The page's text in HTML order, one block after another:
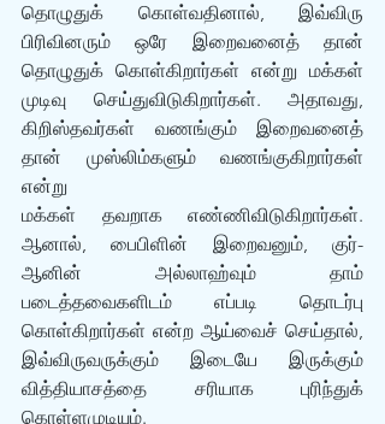
தொழுதுக் கொள்வதினால், இவ்விரு
பிரிவினரும் ஒரே இறைவனைத் தான்
தொழுதுக் கொள்கிறார்கள் என்று மக்கள்
முடிவு செய்துவிடுகிறார்கள். அதாவது,
கிறிஸ்தவர்கள் வணங்கும் இறைவனைத்
தான் முஸ்லிம்களும் வணங்குகிறார்கள்
என்று
மக்கள் தவறாக எண்ணிவிடுகிறார்கள்.
ஆனால், பைபிளின் இறைவனும், குர்-
ஆனின் அல்லாஹ்வும் தாம்
படைத்தவைகளிடம் எப்படி தொடர்பு
கொள்கிறார்கள் என்ற ஆய்வைச் செய்தால்,
இவ்விருவருக்கும் இடையே இருக்கும்
வித்தியாசத்தை சரியாக புரிந்துக்
கொள்ளமுடியும்.